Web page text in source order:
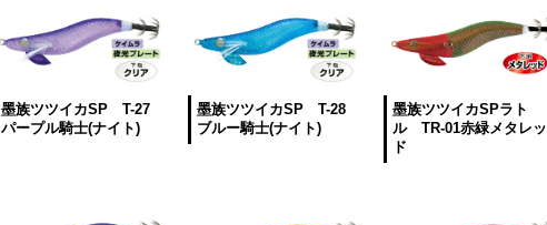
墨族ツツイカSP T-27
パープル騎士(ナイト)
墨族ツツイカSP T-28
ブルー騎士(ナイト)
墨族ツツイカSPラト
ル TR-01赤緑メタレッ
ド